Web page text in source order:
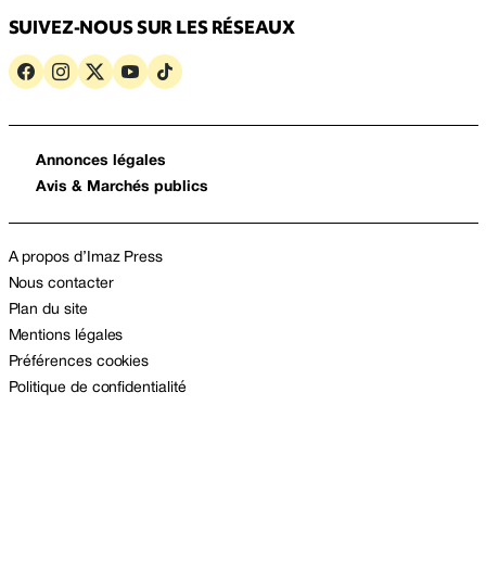
SUIVEZ-NOUS SUR LES RÉSEAUX
Annonces légales
Avis & Marchés publics
A propos d’Imaz Press
Nous contacter
Plan du site
Mentions légales
Préférences cookies
Politique de confidentialité